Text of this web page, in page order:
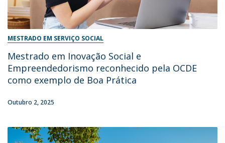
MESTRADO EM SERVIÇO SOCIAL
Mestrado em Inovação Social e
Empreendedorismo reconhecido pela OCDE
como exemplo de Boa Prática
Outubro 2, 2025